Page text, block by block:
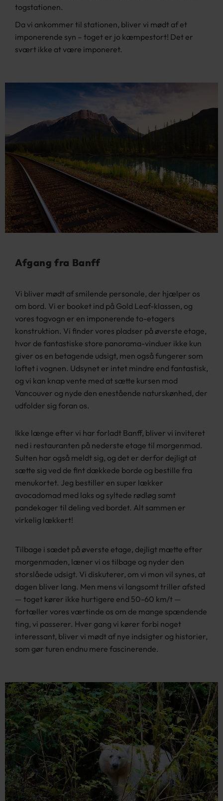
togstationen.
Da vi ankommer til stationen, bliver vi mødt af et
imponerende syn – toget er jo kæmpestort! Det er
svært ikke at være imponeret.
Afgang fra Banff
Vi bliver mødt af smilende personale, der hjælper os
om bord. Vi er booket ind på Gold Leaf-klassen, og
vores togvogn er en imponerende to-etagers
konstruktion. Vi finder vores pladser på øverste etage,
hvor de fantastiske store panorama-vinduer ikke kun
giver os en betagende udsigt, men også fungerer som
loftet i vognen. Udsynet er intet mindre end fantastisk,
og vi kan knap vente med at sætte kursen mod
Vancouver og nyde den enestående naturskønhed, der
udfolder sig foran os.
Ikke længe efter vi har forladt Banff, bliver vi inviteret
ned i restauranten på nederste etage til morgenmad.
Sulten har også meldt sig, og det er derfor dejligt at
sætte sig ved de fint dækkede borde og bestille fra
menukortet. Jeg bestiller en super lækker
avocadomad med laks og syltede rødløg samt
pandekager til deling ved bordet. Alt sammen er
virkelig lækkert!
Tilbage i sædet på øverste etage, dejligt mætte efter
morgenmaden, læner vi os tilbage og nyder den
storslåede udsigt. Vi diskuterer, om vi mon vil synes, at
dagen bliver lang. Men mens vi langsomt triller afsted
— toget kører ikke hurtigere end 50-60 km/t —
fortæller vores værtinde os om de mange spændende
ting, vi passerer. Hver gang vi kører forbi noget
interessant, bliver vi mødt af nye indsigter og historier,
som gør turen endnu mere fascinerende.